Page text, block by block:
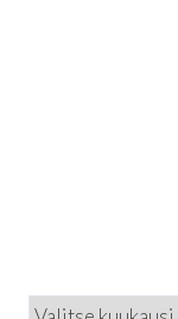
ARKISTO